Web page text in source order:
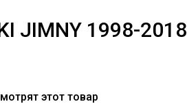
JIMNY 1998-2018
этот товар